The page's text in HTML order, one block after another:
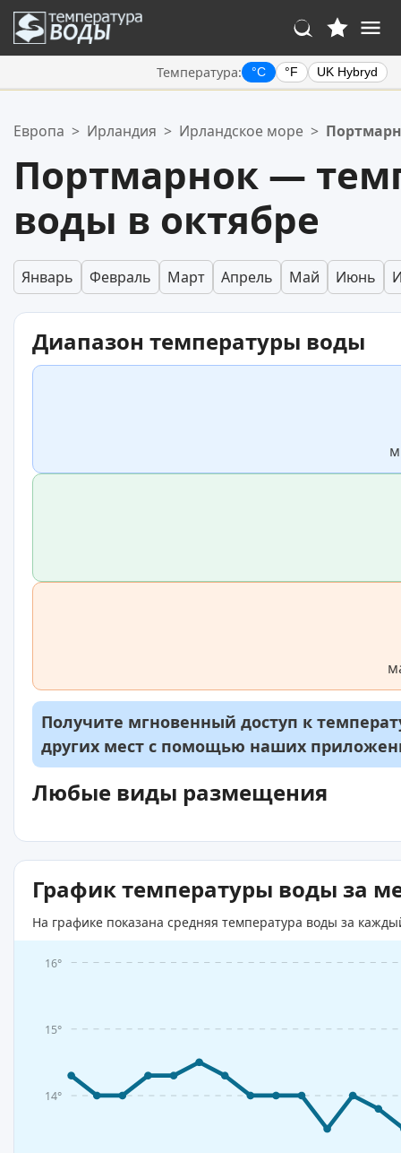
Температура: °C °F UK Hybryd
Ваш список избранного пуст.
Европа > Ирландия > Ирландское море >
Портмарнок —
воды в октябре
Январь Февраль Март Апрель Май Июнь
Диапазон температуры воды
Получите мгновенный доступ к
других мест с помощью наших
Любые виды размещения
График температуры воды за
На графике показана средняя температура воды за
14°
15°
16°